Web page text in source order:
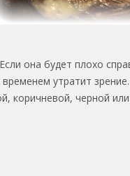
она будет плохо
утратит
коричневой, черной